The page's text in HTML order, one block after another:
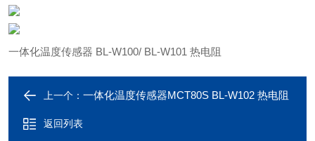
一体化温度传感器 BL-W100/ BL-W101 热电阻
上一个： 一体化温度传感器MCT80S BL-W102 热电阻
返回列表